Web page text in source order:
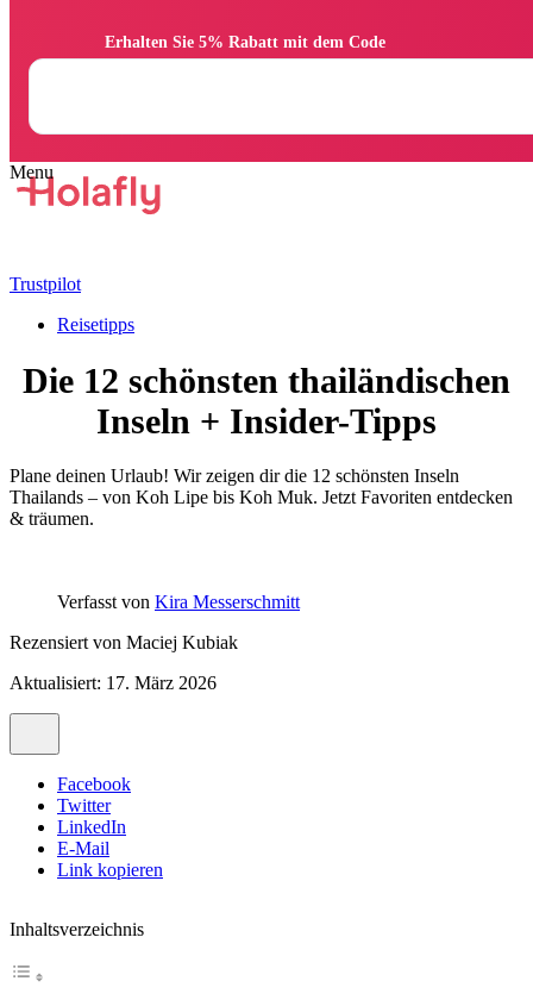
Trustpilot
Reisetipps
Die 12 schönsten thailändischen
Inseln + Insider-Tipps
Plane deinen Urlaub! Wir zeigen dir die 12 schönsten Inseln
Thailands – von Koh Lipe bis Koh Muk. Jetzt Favoriten entdecken
& träumen.
Verfasst von Kira Messerschmitt
Rezensiert von Maciej Kubiak
Aktualisiert: 17. März 2026
Facebook
Twitter
LinkedIn
E-Mail
Link kopieren
Inhaltsverzeichnis